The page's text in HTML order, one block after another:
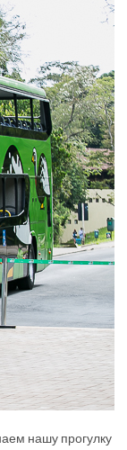
нашу прогулку